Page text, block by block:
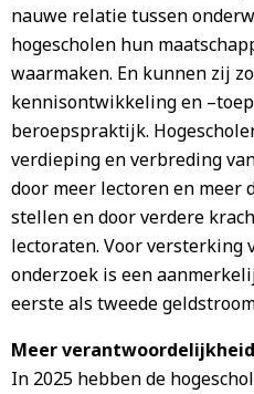
nauwe relatie tussen
hogescholen hun
waarmaken. En kunnen zij
kennisontwikkeling en
beroepspraktijk.
verdieping en verbreding
door meer lectoren en meer
stellen en door verdere
lectoraten. Voor
onderzoek is een
eerste als tweede
Meer
In 2025 hebben de